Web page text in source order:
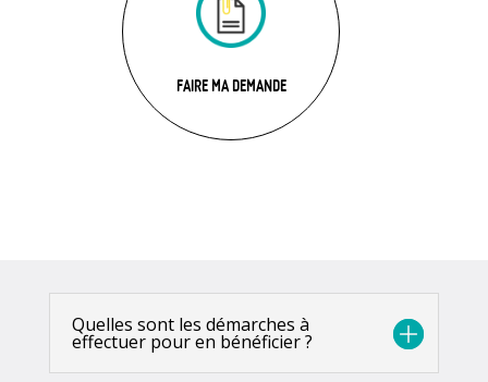
FAIRE MA DEMANDE
Quelles sont les démarches à
effectuer pour en bénéficier ?